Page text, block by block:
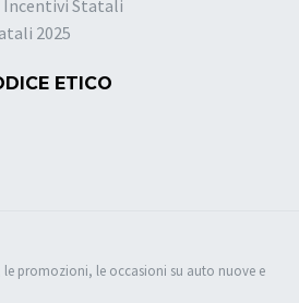
Statali
2025
ETICO
promozioni, le occasioni su auto nuove e